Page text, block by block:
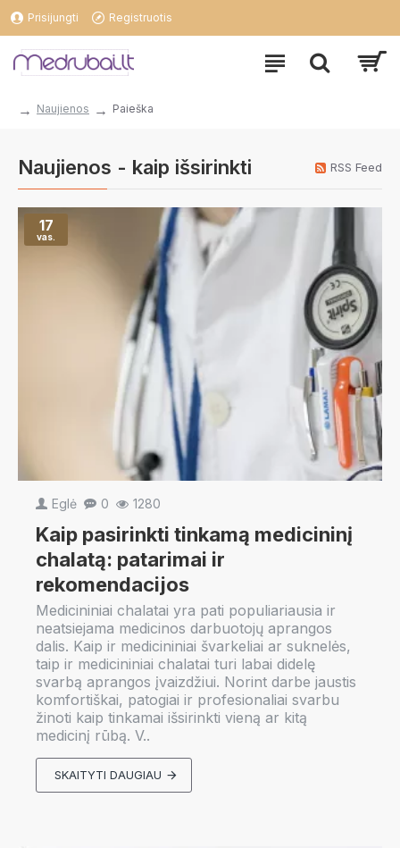
Prisijungti Registruotis
Naujienos Paieška
Naujienos - kaip išsirinkti RSS Feed
17
vas.
Eglė 0 1280
Kaip pasirinkti tinkamą medicininį
chalatą: patarimai ir
rekomendacijos
Medicininiai chalatai yra pati populiariausia ir
neatsiejama medicinos darbuotojų aprangos
dalis. Kaip ir medicininiai švarkeliai ar suknelės,
taip ir medicininiai chalatai turi labai didelę
svarbą aprangos įvaizdžiui. Norint darbe jaustis
komfortiškai, patogiai ir profesionaliai svarbu
žinoti kaip tinkamai išsirinkti vieną ar kitą
medicinį rūbą. V..
SKAITYTI DAUGIAU